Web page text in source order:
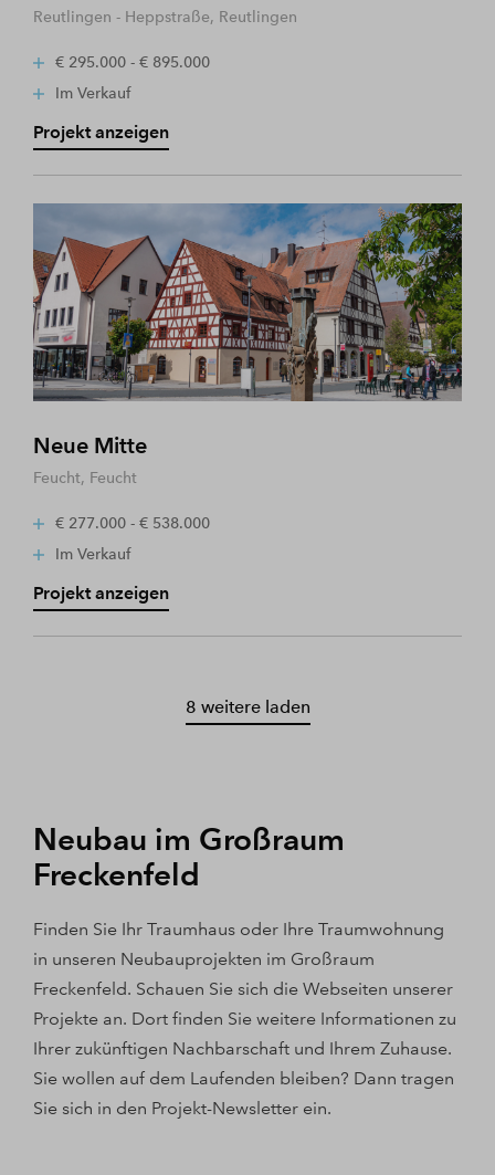
Reutlingen - Heppstraße, Reutlingen
€ 295.000 - € 895.000
Im Verkauf
Projekt anzeigen
Neue Mitte
Feucht, Feucht
€ 277.000 - € 538.000
Im Verkauf
Projekt anzeigen
8 weitere laden
Neubau im Großraum
Freckenfeld
Finden Sie Ihr Traumhaus oder Ihre Traumwohnung
in unseren Neubauprojekten im Großraum
Freckenfeld. Schauen Sie sich die Webseiten unserer
Projekte an. Dort finden Sie weitere Informationen zu
Ihrer zukünftigen Nachbarschaft und Ihrem Zuhause.
Sie wollen auf dem Laufenden bleiben? Dann tragen
Sie sich in den Projekt-Newsletter ein.